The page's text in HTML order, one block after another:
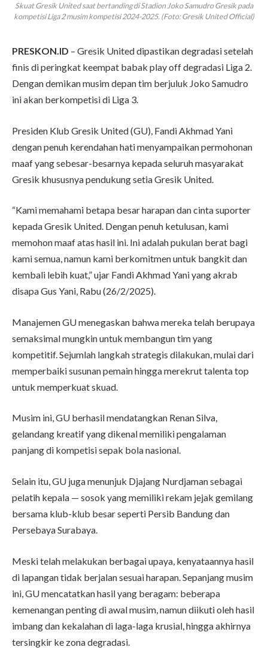
Skuat Gresik United saat bertanding di Stadion Joko Samudro Gresik pada
kompetisi Liga 2 musim kompetisi 2024-2025. (Foto: Gresik United Official)
PRESKON.ID – Gresik United dipastikan degradasi setelah
finis di peringkat keempat babak play off degradasi Liga 2.
Dengan demikan musim depan tim berjuluk Joko Samudro
ini akan berkompetisi di Liga 3.
Presiden Klub Gresik United (GU), Fandi Akhmad Yani
dengan penuh kerendahan hati menyampaikan permohonan
maaf yang sebesar-besarnya kepada seluruh masyarakat
Gresik khususnya pendukung setia Gresik United.
“Kami memahami betapa besar harapan dan cinta suporter
kepada Gresik United. Dengan penuh ketulusan, kami
memohon maaf atas hasil ini. Ini adalah pukulan berat bagi
kami semua, namun kami berkomitmen untuk bangkit dan
kembali lebih kuat,” ujar Fandi Akhmad Yani yang akrab
disapa Gus Yani, Rabu (26/2/2025).
Manajemen GU menegaskan bahwa mereka telah berupaya
semaksimal mungkin untuk membangun tim yang
kompetitif. Sejumlah langkah strategis dilakukan, mulai dari
memperbaiki susunan pemain hingga merekrut talenta top
untuk memperkuat skuad.
Musim ini, GU berhasil mendatangkan Renan Silva,
gelandang kreatif yang dikenal memiliki pengalaman
panjang di kompetisi sepak bola nasional.
Selain itu, GU juga menunjuk Djajang Nurdjaman sebagai
pelatih kepala — sosok yang memiliki rekam jejak gemilang
bersama klub-klub besar seperti Persib Bandung dan
Persebaya Surabaya.
Meski telah melakukan berbagai upaya, kenyataannya hasil
di lapangan tidak berjalan sesuai harapan. Sepanjang musim
ini, GU mencatatkan hasil yang beragam: beberapa
kemenangan penting di awal musim, namun diikuti oleh hasil
imbang dan kekalahan di laga-laga krusial, hingga akhirnya
tersingkir ke zona degradasi.